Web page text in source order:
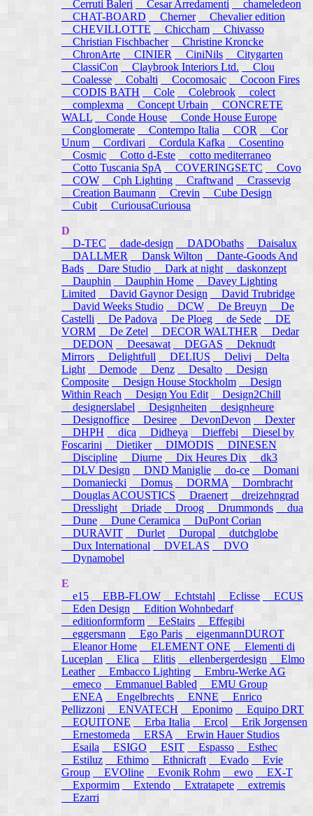
Cerruti Baleri
Cesar Arredamenti
chameledeon
CHAT-BOARD
Cherner
Chevalier edition
CHEVILLOTTE
Chiccham
Chivasso
Christian Fischbacher
Christine Kroncke
ChronArte
CINIER CiniNils
Citygarten
ClassiCon
Claybrook Interiors Ltd.
Clou
Coalesse
Cobalti Cocomosaic
Cocoon Fires
CODIS BATH
Cole Colebrook
colect
complexma
Concept Urbain
CONCRETE
WALL
Conde House
Conde House Europe
Conglomerate
Contempo Italia COR
Cor
Unum
Cordivari Cordula Kafka
Cosentino
Cosmic
Cotto d-Este
cotto mediterraneo
Cotto Tuscania SpA
COVERINGSETC
Covo
COW
Cph Lighting Craftwand
Crassevig
Creation Baumann
Crevin
Cube Design
Cubit
CuriousaCuriousa
D
D-TEC
dade-design DADObaths
Daisalux
DALLMER
Dansk Wilton
Dante-Goods And
Bads
Dare Studio Dark at night
daskonzept
Dauphin
Dauphin Home
Davey Lighting
Limited
David Gaynor Design
David Trubridge
David Weeks Studio
DCW De Breuyn
De
Castelli
De Padova De Ploeg de Sede
DE
VORM
De Zetel DECOR WALTHER
Dedar
DEDON
Deesawat DEGAS
Deknudt
Mirrors
Delightfull DELIUS Delivi
Delta
Light
Demode Denz Desalto
Design
Composite
Design House Stockholm
Design
Within Reach
Design You Edit
Design2Chill
designerslabel
Designheiten
designheure
Designoffice
Desiree DevonDevon
Dexter
DHPH
dica Didheya Dieffebi
Diesel by
Foscarini
Dietiker DIMODIS
DINESEN
Discipline
Diurne Dix Heures Dix
dk3
DLV Design
DND Maniglie do-ce
Domani
Domaniecki
Domus DORMA
Dornbracht
Douglas ACOUSTICS
Draenert
dreizehngrad
Dresslight Driade Droog Drummonds
dua
Dune
Dune Ceramica
DuPont Corian
DURAVIT
Durlet Duropal
dutchglobe
Dux International
DVELAS
DVO
Dynamobel
E
e15 EBB-FLOW Echtstahl Eclisse
ECUS
Eden Design
Edition Wohnbedarf
editionformform
EeStairs
Effegibi
eggersmann
Ego Paris
eigenmannDUROT
Eleanor Home
ELEMENT ONE
Elementi di
Luceplan
Elica Elitis ellenbergerdesign
Elmo
Leather
Embacco Lighting
Embru-Werke AG
emeco
Emmanuel Babled
EMU Group
ENEA
Engelbrechts ENNE
Enrico
Pellizzoni ENVATECH Eponimo
Equipo DRT
EQUITONE
Erba Italia Ercol
Erik Jorgensen
Ernestomeda
ERSA
Erwin Hauer Studios
Esaila
ESIGO ESIT Espasso
Esthec
Estiluz
Ethimo Ethnicraft Evado
Evie
Group
EVOline Evonik Rohm ewo
EX-T
Expormim
Extendo Extratapete
extremis
Ezarri